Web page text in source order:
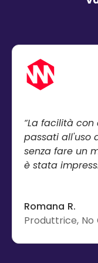
“La facilità
passati all'uso
senza fare un
è stata
Romana R.
Produttrice, No